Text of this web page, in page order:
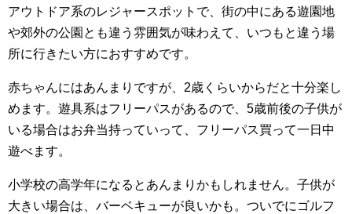
アウトドア系のレジャースポットで、街の中にある遊園地
や郊外の公園とも違う雰囲気が味わえて、いつもと違う場
所に行きたい方におすすめです。
赤ちゃんにはあんまりですが、2歳くらいからだと十分楽し
めます。遊具系はフリーパスがあるので、5歳前後の子供が
いる場合はお弁当持っていって、フリーパス買って一日中
遊べます。
小学校の高学年になるとあんまりかもしれません。子供が
大きい場合は、バーベキューが良いかも。ついでにゴルフ